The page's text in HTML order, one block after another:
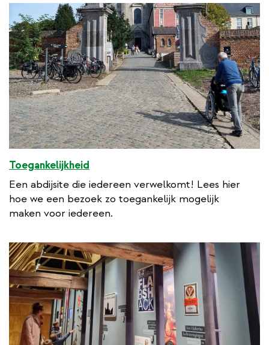
Toegankelijkheid
Een abdijsite die iedereen verwelkomt! Lees hier
hoe we een bezoek zo toegankelijk mogelijk
maken voor iedereen.